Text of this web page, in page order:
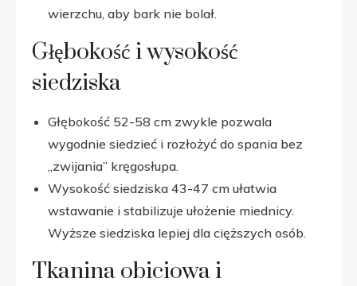
wierzchu, aby bark nie bolał.
Głębokość i wysokość
siedziska
Głębokość 52-58 cm zwykle pozwala
wygodnie siedzieć i rozłożyć do spania bez
„zwijania” kręgosłupa.
Wysokość siedziska 43-47 cm ułatwia
wstawanie i stabilizuje ułożenie miednicy.
Wyższe siedziska lepiej dla cięższych osób.
Tkanina obiciowa i